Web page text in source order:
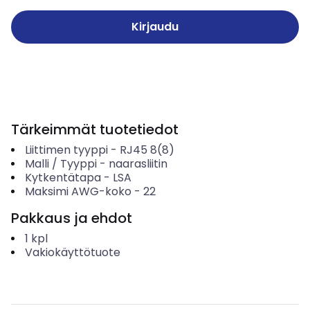
Kirjaudu
Tärkeimmät tuotetiedot
Liittimen tyyppi- RJ45 8(8)
Malli / Tyyppi- naarasliitin
Kytkentätapa- LSA
Maksimi AWG-koko - 22
Pakkaus ja ehdot
1 kpl
Vakiokäyttötuote